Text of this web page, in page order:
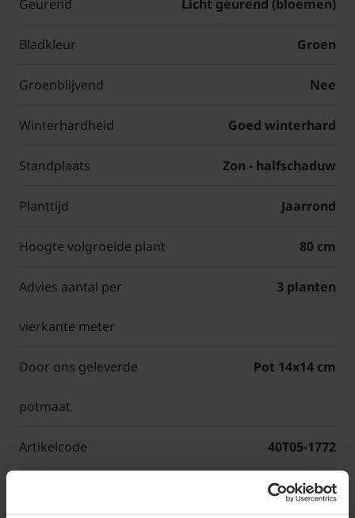
Geurend Licht geurend (bloemen)
Bladkleur Groen
Groenblijvend Nee
Winterhardheid Goed winterhard
Standplaats Zon - halfschaduw
Planttijd Jaarrond
Hoogte volgroeide plant 80 cm
Advies aantal per
vierkante meter
3 planten
Door ons geleverde
potmaat
Pot 14x14 cm
Artikelcode 40T05-1772